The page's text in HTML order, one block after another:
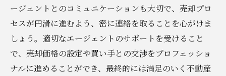
ージェントとのコミュニケーションも大切で、売却プロ
セスが円滑に進むよう、密に連絡を取ることを心がけま
しょう。適切なエージェントのサポートを受けること
で、売却価格の設定や買い手との交渉をプロフェッショ
ナルに進めることができ、最終的には満足のいく不動産